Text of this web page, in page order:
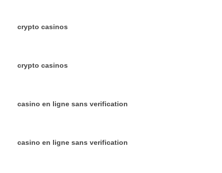
crypto casinos
crypto casinos
casino en ligne sans verification
casino en ligne sans verification